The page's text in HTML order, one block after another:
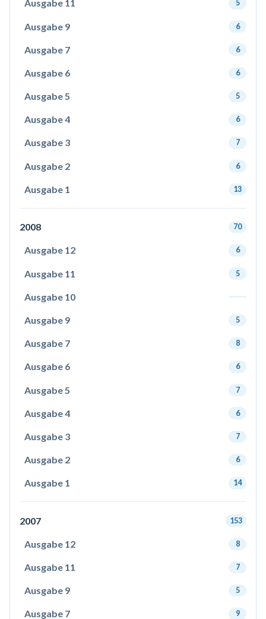
Ausgabe 11 5
Ausgabe 9 6
Ausgabe 7 6
Ausgabe 6 6
Ausgabe 5 5
Ausgabe 4 6
Ausgabe 3 7
Ausgabe 2 6
Ausgabe 1 13
2008 70
Ausgabe 12 6
Ausgabe 11 5
Ausgabe 10
Ausgabe 9 5
Ausgabe 7 8
Ausgabe 6 6
Ausgabe 5 7
Ausgabe 4 6
Ausgabe 3 7
Ausgabe 2 6
Ausgabe 1 14
2007 153
Ausgabe 12 8
Ausgabe 11 7
Ausgabe 9 5
Ausgabe 7 9